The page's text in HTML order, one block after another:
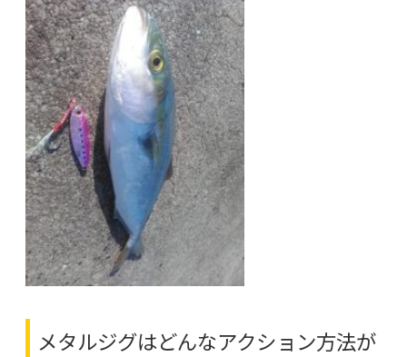
メタルジグはどんなアクション方法が